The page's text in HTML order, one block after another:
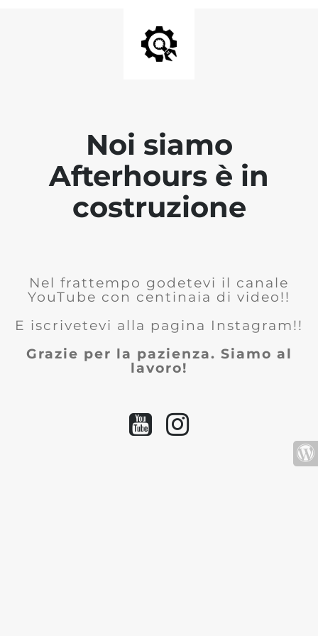
Noi siamo
Afterhours è in
costruzione
Nel frattempo godetevi il canale
YouTube con centinaia di video!!
E iscrivetevi alla pagina Instagram!!
Grazie per la pazienza. Siamo al
lavoro!